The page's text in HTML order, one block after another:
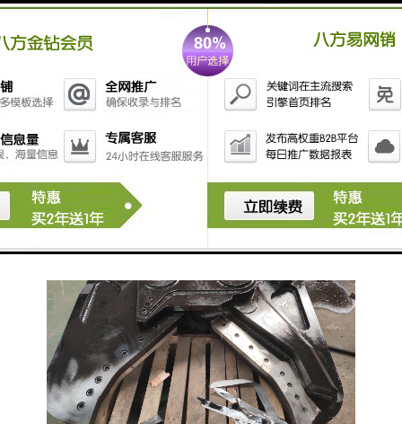
力，较普通液压剪性能超出15％，是挖掘机液压剪中剪
切力较大的一种。鹰嘴液压剪的安装简单，将穿销孔与
挖掘机前端的穿销孔相连，将挖掘机上的管路与液压剪
相连接即可使用，方便属具间的交替使用。品质鹰嘴剪
公众号智造大观，鹰嘴剪可安装在各种牌子型号的挖掘
机上，只需挖掘机操作人员一人操作即可，真正实现产
品的通用性和经济性。